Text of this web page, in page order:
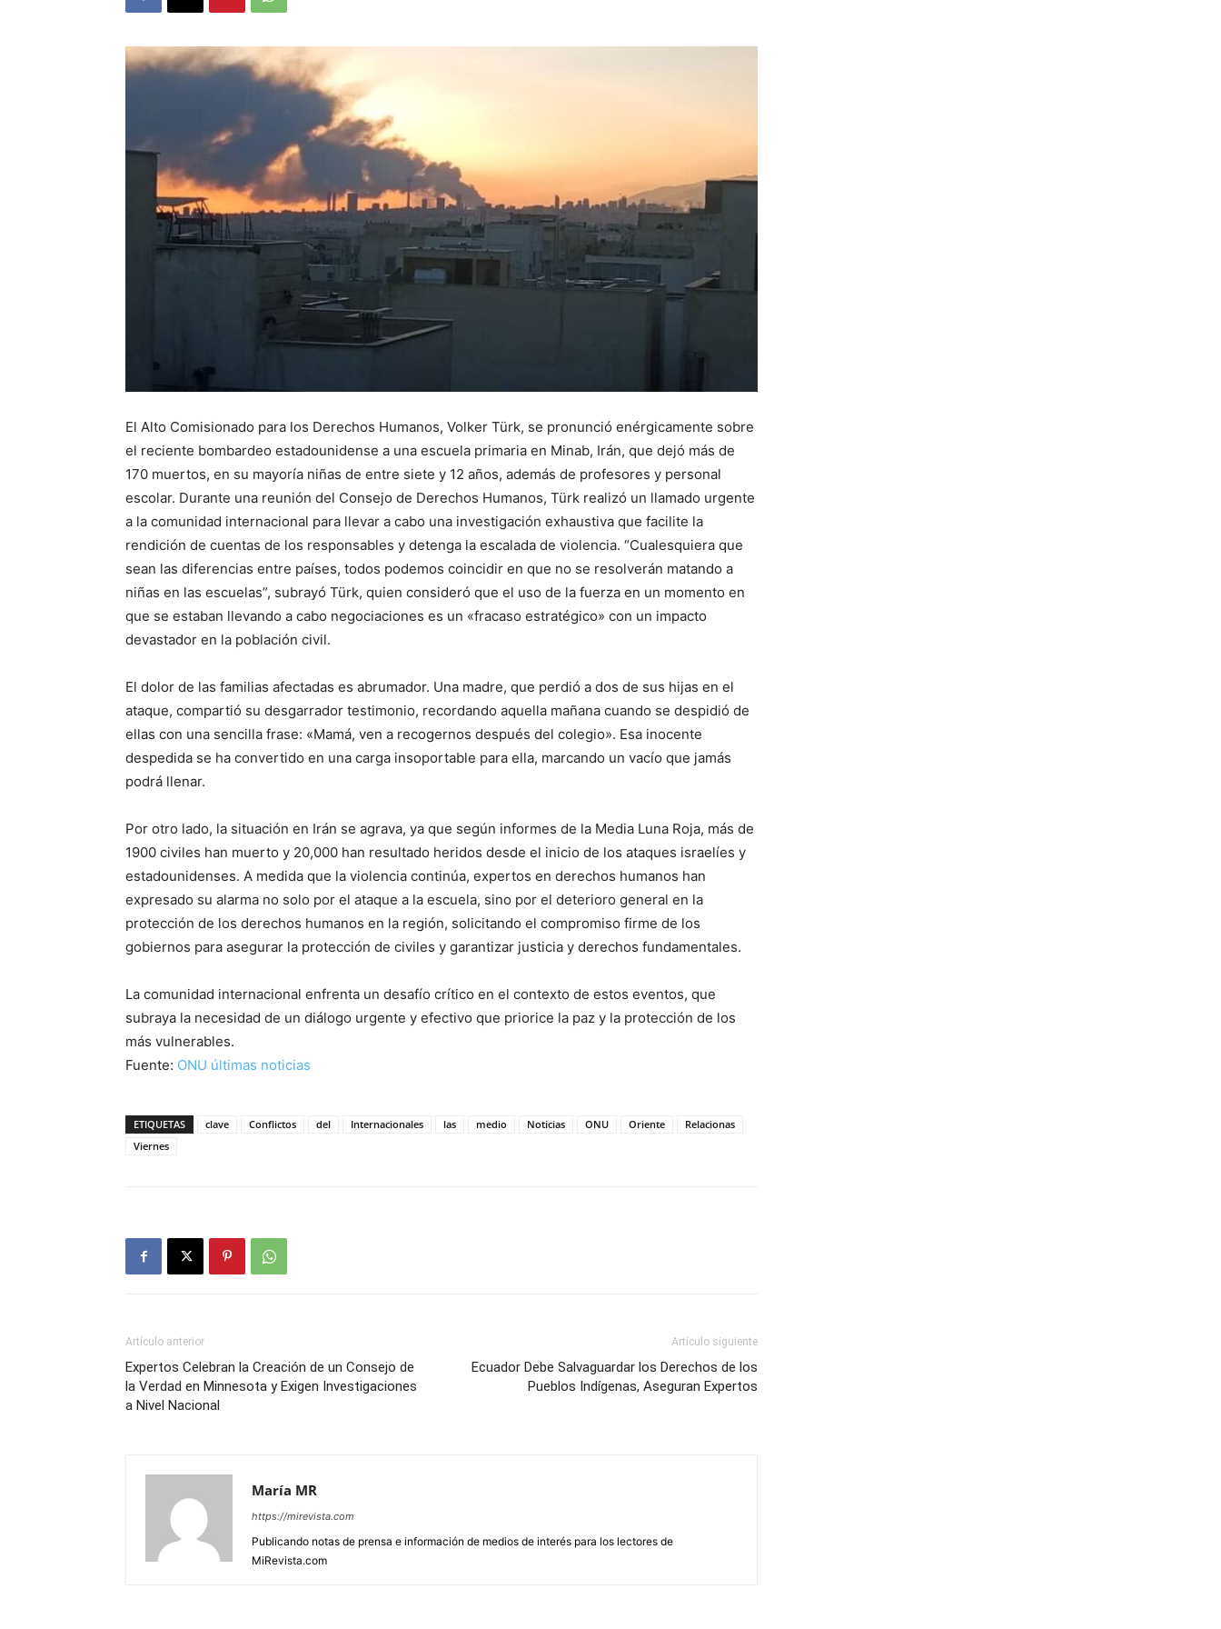
El Alto Comisionado para los Derechos Humanos, Volker Türk, se pronunció enérgicamente sobre
el reciente bombardeo estadounidense a una escuela primaria en Minab, Irán, que dejó más de
170 muertos, en su mayoría niñas de entre siete y 12 años, además de profesores y personal
escolar. Durante una reunión del Consejo de Derechos Humanos, Türk realizó un llamado urgente
a la comunidad internacional para llevar a cabo una investigación exhaustiva que facilite la
rendición de cuentas de los responsables y detenga la escalada de violencia. “Cualesquiera que
sean las diferencias entre países, todos podemos coincidir en que no se resolverán matando a
niñas en las escuelas”, subrayó Türk, quien consideró que el uso de la fuerza en un momento en
que se estaban llevando a cabo negociaciones es un «fracaso estratégico» con un impacto
devastador en la población civil.
El dolor de las familias afectadas es abrumador. Una madre, que perdió a dos de sus hijas en el
ataque, compartió su desgarrador testimonio, recordando aquella mañana cuando se despidió de
ellas con una sencilla frase: «Mamá, ven a recogernos después del colegio». Esa inocente
despedida se ha convertido en una carga insoportable para ella, marcando un vacío que jamás
podrá llenar.
Por otro lado, la situación en Irán se agrava, ya que según informes de la Media Luna Roja, más de
1900 civiles han muerto y 20,000 han resultado heridos desde el inicio de los ataques israelíes y
estadounidenses. A medida que la violencia continúa, expertos en derechos humanos han
expresado su alarma no solo por el ataque a la escuela, sino por el deterioro general en la
protección de los derechos humanos en la región, solicitando el compromiso firme de los
gobiernos para asegurar la protección de civiles y garantizar justicia y derechos fundamentales.
La comunidad internacional enfrenta un desafío crítico en el contexto de estos eventos, que
subraya la necesidad de un diálogo urgente y efectivo que priorice la paz y la protección de los
más vulnerables.
Fuente: ONU últimas noticias
ETIQUETAS clave Conflictos del Internacionales las medio Noticias ONU Oriente
Relacionas
Viernes
Artículo anterior
Expertos Celebran la Creación de un Consejo de
la Verdad en Minnesota y Exigen Investigaciones
a Nivel Nacional
Artículo siguiente
Ecuador Debe Salvaguardar los Derechos de los
Pueblos Indígenas, Aseguran Expertos
María MR
https://mirevista.com
Publicando notas de prensa e información de medios de interés para los lectores de
MiRevista.com